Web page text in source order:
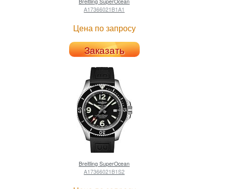
A17366021B1A1
Цена по запросу
Заказать
Breitling SuperOcean
A17366021B1S2